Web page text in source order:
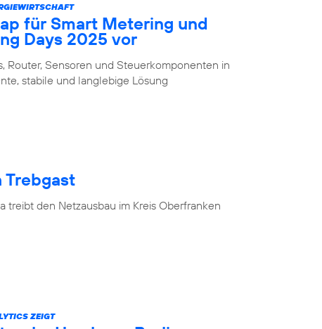
für Smart Metering und
Days 2025 vor
Router, Sensoren und Steuerkomponenten in
stabile und langlebige Lösung
Trebgast
treibt den Netzausbau im Kreis Oberfranken
ZEIGT